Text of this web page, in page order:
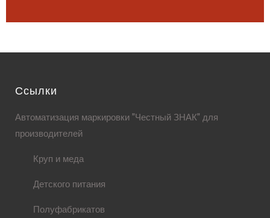
Ссылки
Автоматизация маркировки "Честный ЗНАК" для
производителей
Круп и меда
Детского питания
Полуфабрикатов